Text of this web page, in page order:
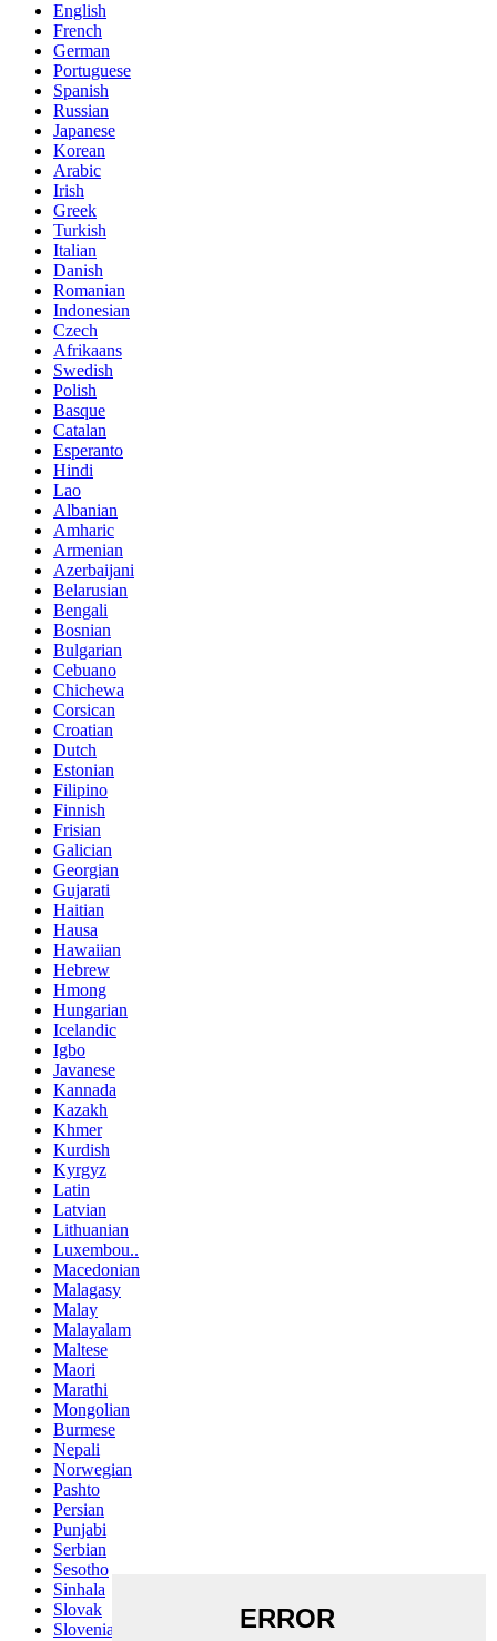
English
French
German
Portuguese
Spanish
Russian
Japanese
Korean
Arabic
Irish
Greek
Turkish
Italian
Danish
Romanian
Indonesian
Czech
Afrikaans
Swedish
Polish
Basque
Catalan
Esperanto
Hindi
Lao
Albanian
Amharic
Armenian
Azerbaijani
Belarusian
Bengali
Bosnian
Bulgarian
Cebuano
Chichewa
Corsican
Croatian
Dutch
Estonian
Filipino
Finnish
Frisian
Galician
Georgian
Gujarati
Haitian
Hausa
Hawaiian
Hebrew
Hmong
Hungarian
Icelandic
Igbo
Javanese
Kannada
Kazakh
Khmer
Kurdish
Kyrgyz
Latin
Latvian
Lithuanian
Luxembou..
Macedonian
Malagasy
Malay
Malayalam
Maltese
Maori
Marathi
Mongolian
Burmese
Nepali
Norwegian
Pashto
Persian
Punjabi
Serbian
Sesotho
Sinhala
Slovak
Slovenian